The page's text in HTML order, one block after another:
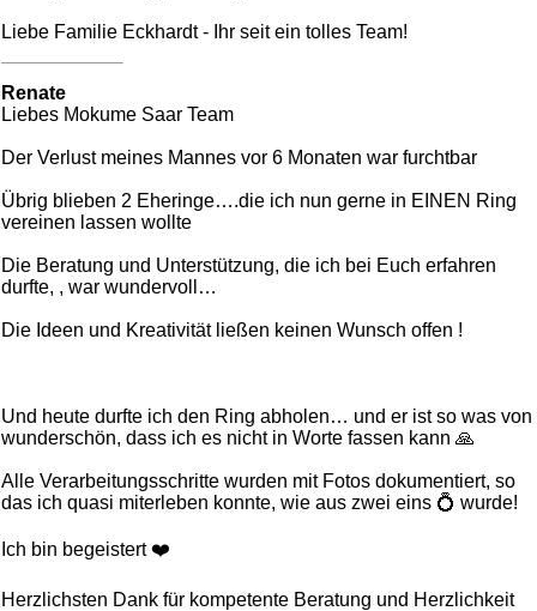
Liebe Familie Eckhardt - Ihr seit ein tolles Team!
Renate
Liebes Mokume Saar Team
Der Verlust meines Mannes vor 6 Monaten war furchtbar
Übrig blieben 2 Eheringe….die ich nun gerne in EINEN Ring
vereinen lassen wollte
Die Beratung und Unterstützung, die ich bei Euch erfahren
durfte, , war wundervoll…
Die Ideen und Kreativität ließen keinen Wunsch offen !
Und heute durfte ich den Ring abholen… und er ist so was von
wunderschön, dass ich es nicht in Worte fassen kann 🙏
Alle Verarbeitungsschritte wurden mit Fotos dokumentiert, so
das ich quasi miterleben konnte, wie aus zwei eins 💍 wurde!
Ich bin begeistert ❤️
Herzlichsten Dank für kompetente Beratung und Herzlichkeit